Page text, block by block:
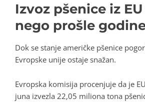
Izvoz pšenice iz
nego prošle
Dok se stanje američke pšenice
Evropske unije ostaje snažan.
Evropska komisija procenjuje da je
juna izvezla 22,05 miliona tona